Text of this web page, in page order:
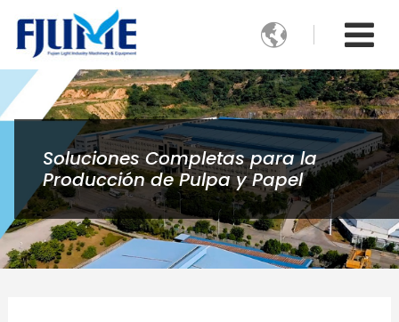

Soluciones Completas para la
Producción de Pulpa y Papel